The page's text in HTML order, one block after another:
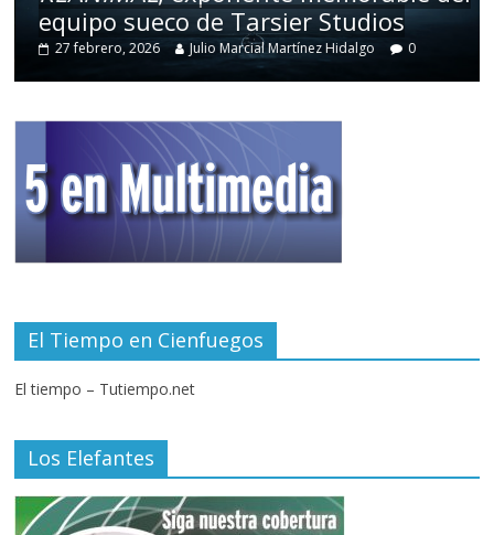
equipo sueco de Tarsier Studios
27 febrero, 2026 Julio Marcial Martínez Hidalgo 0
El Tiempo en Cienfuegos
El tiempo – Tutiempo.net
Los Elefantes